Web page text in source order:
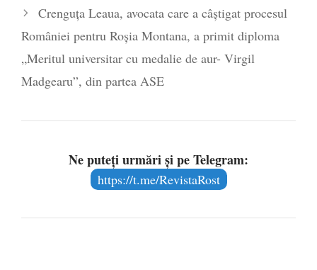
Crenguța Leaua, avocata care a câștigat procesul
României pentru Roșia Montana, a primit diploma
„Meritul universitar cu medalie de aur- Virgil
Madgearu”, din partea ASE
Ne puteți urmări și pe Telegram:
https://t.me/RevistaRost